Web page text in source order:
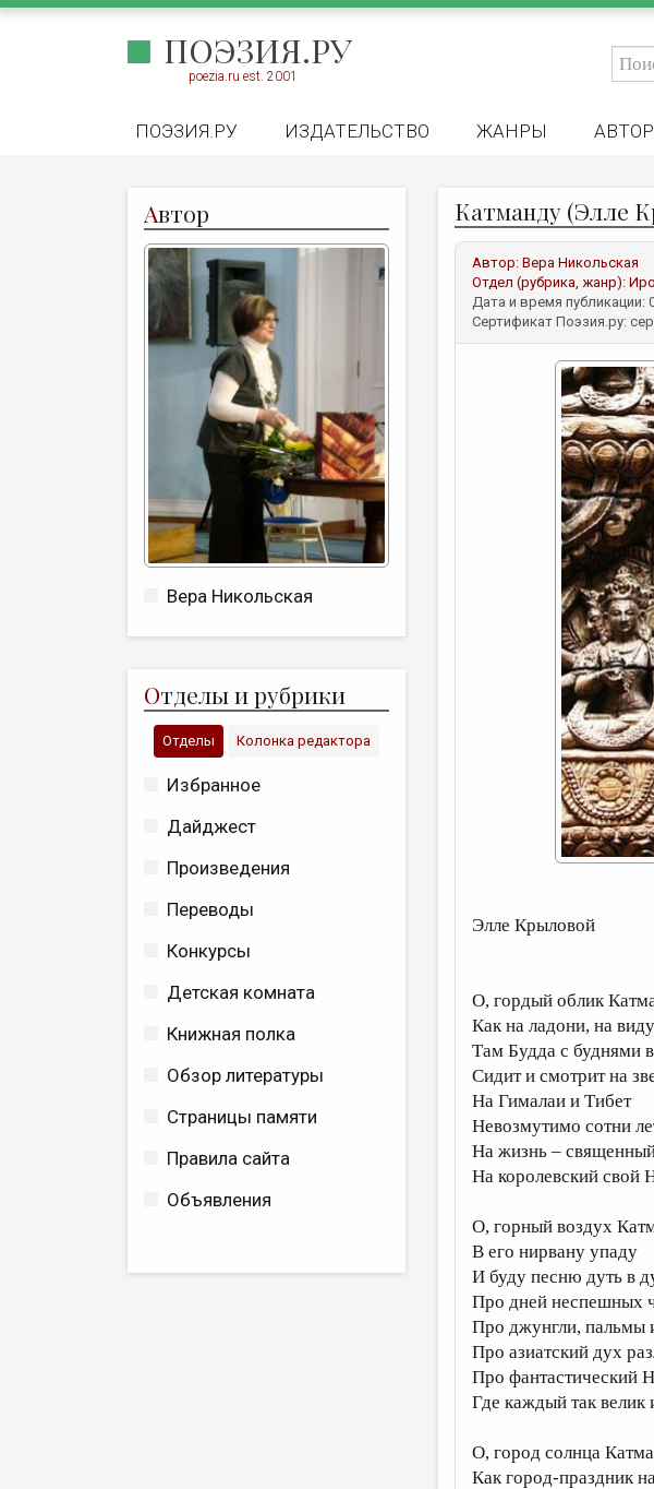
ПОЭЗИЯ.РУ
poezia.ru est. 2001
ПОЭЗИЯ.РУ ИЗДАТЕЛЬСТВО ЖАНРЫ
Автор
Вера Никольская
Отделы и рубрики
Отделы Колонка редактора
Избранное
Дайджест
Произведения
Переводы
Конкурсы
Детская комната
Книжная полка
Обзор литературы
Страницы памяти
Правила сайта
Объявления
Катманду (Элле
Автор: Вера Никольская
Отдел (рубрика, жанр):
Дата и время публикации:
Сертификат Поэзия.ру:
Элле Крыловой
О, гордый облик
Как на ладони, на виду
Там Будда с буднями
Сидит и смотрит на
На Гималаи и Тибет
Невозмутимо сотни
На жизнь –
На королевский свой
О, горный воздух
В его нирвану упаду
И буду песню дуть в
Про дней неспешных
Про джунгли, пальмы
Про азиатский дух
Про фантастический
Где каждый так велик
О, город солнца
Как город-праздник